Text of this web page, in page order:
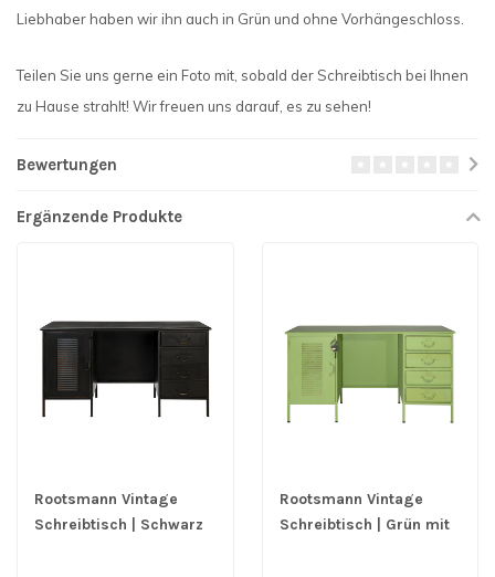
Liebhaber haben wir ihn auch in Grün und ohne Vorhängeschloss.
Teilen Sie uns gerne ein Foto mit, sobald der Schreibtisch bei Ihnen
zu Hause strahlt! Wir freuen uns darauf, es zu sehen!
Bewertungen
Ergänzende Produkte
Rootsmann Vintage
Schreibtisch | Schwarz
Rootsmann Vintage
Schreibtisch | Grün mit